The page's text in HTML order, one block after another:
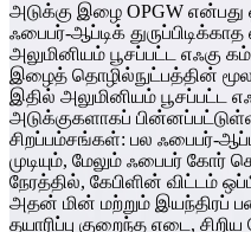
அடுக்கு இழை OPGW என்பது
ஃபைபர்-ஆப்டிக்
அலுமினியம் பூசப்பட்ட எஃகு
இழைத் தொழில்நுட்பத்தின்
இதில் அலுமினியம் பூசப்பட்ட
அடுக்குகளாகப்
சிறப்பம்சங்கள்: பல ஃபைபர்-
முடியும், மேலும் ஃபைபர்
நேரத்தில், கேபிளின் விட்டம்
அதன் மின் மற்றும் இயந்திரப்
தயாரிப்பு குறைந்த எடை,